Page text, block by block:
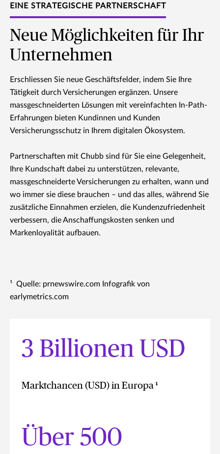
EINE STRATEGISCHE PARTNERSCHAFT
Neue Möglichkeiten für Ihr
Unternehmen
Erschliessen Sie neue Geschäftsfelder, indem Sie Ihre
Tätigkeit durch Versicherungen ergänzen. Unsere
massgeschneiderten Lösungen mit vereinfachten In-Path-
Erfahrungen bieten Kundinnen und Kunden
Versicherungsschutz in Ihrem digitalen Ökosystem.
Partnerschaften mit Chubb sind für Sie eine Gelegenheit,
Ihre Kundschaft dabei zu unterstützen, relevante,
massgeschneiderte Versicherungen zu erhalten, wann und
wo immer sie diese brauchen – und das alles, während Sie
zusätzliche Einnahmen erzielen, die Kundenzufriedenheit
verbessern, die Anschaffungskosten senken und
Markenloyalität aufbauen.
¹ Quelle: prnewswire.com Infografik von
earlymetrics.com
3 Billionen USD
Marktchancen (USD) in Europa ¹
Über 500